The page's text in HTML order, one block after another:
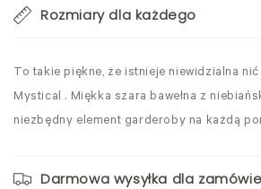
Rozmiary dla każdego
To takie piękne, że istnieje niewidzialna nić
Mystical . Miękka szara bawełna z
niezbędny element garderoby na każdą
Darmowa wysyłka dla